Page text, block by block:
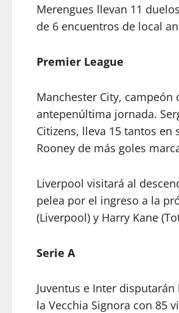
Merengues llevan 11
de 6 encuentros de local
Premier League
Manchester City,
antepenúltima jornada.
Citizens, lleva 15 tantos en
Rooney de más goles
Liverpool visitará al
pelea por el ingreso a la
(Liverpool) y Harry Kane
Serie A
Juventus e Inter
la Vecchia Signora con 85